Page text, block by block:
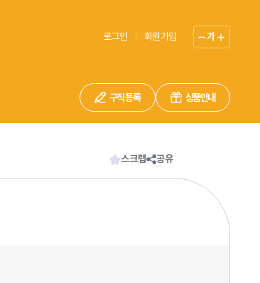
로그인 회원가입 가
구직 등록 상품안내
스크랩 공유